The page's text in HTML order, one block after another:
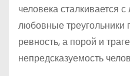
человека сталкивается
любовные треугольники
ревность, а порой и
непредсказуемость